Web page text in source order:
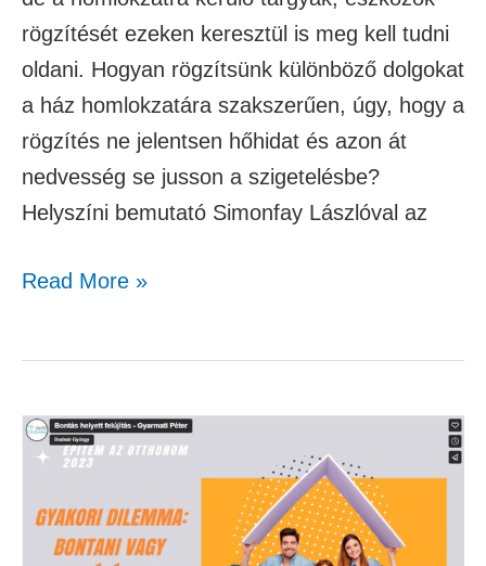
rögzítését ezeken keresztül is meg kell tudni
oldani. Hogyan rögzítsünk különböző dolgokat
a ház homlokzatára szakszerűen, úgy, hogy a
rögzítés ne jelentsen hőhidat és azon át
nedvesség se jusson a szigetelésbe?
Helyszíni bemutató Simonfay Lászlóval az
Read More »
Bontás
helyett
felújítás